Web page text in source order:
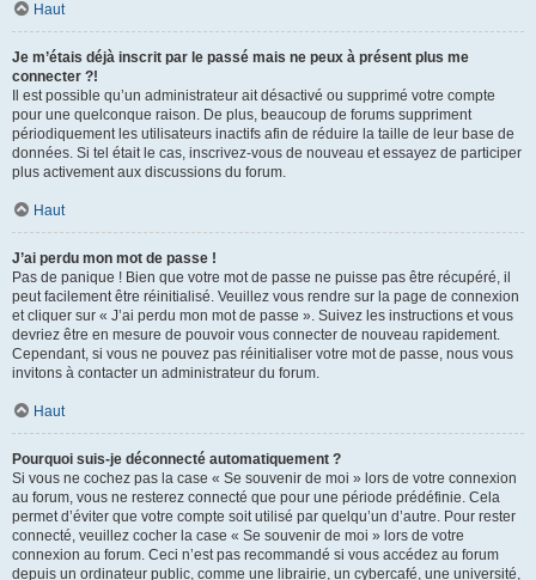
Haut
Je m’étais déjà inscrit par le passé mais ne peux à présent plus me
connecter ?!
Il est possible qu’un administrateur ait désactivé ou supprimé votre compte
pour une quelconque raison. De plus, beaucoup de forums suppriment
périodiquement les utilisateurs inactifs afin de réduire la taille de leur base de
données. Si tel était le cas, inscrivez-vous de nouveau et essayez de participer
plus activement aux discussions du forum.
Haut
J’ai perdu mon mot de passe !
Pas de panique ! Bien que votre mot de passe ne puisse pas être récupéré, il
peut facilement être réinitialisé. Veuillez vous rendre sur la page de connexion
et cliquer sur « J’ai perdu mon mot de passe ». Suivez les instructions et vous
devriez être en mesure de pouvoir vous connecter de nouveau rapidement.
Cependant, si vous ne pouvez pas réinitialiser votre mot de passe, nous vous
invitons à contacter un administrateur du forum.
Haut
Pourquoi suis-je déconnecté automatiquement ?
Si vous ne cochez pas la case « Se souvenir de moi » lors de votre connexion
au forum, vous ne resterez connecté que pour une période prédéfinie. Cela
permet d’éviter que votre compte soit utilisé par quelqu’un d’autre. Pour rester
connecté, veuillez cocher la case « Se souvenir de moi » lors de votre
connexion au forum. Ceci n’est pas recommandé si vous accédez au forum
depuis un ordinateur public, comme une librairie, un cybercafé, une université,